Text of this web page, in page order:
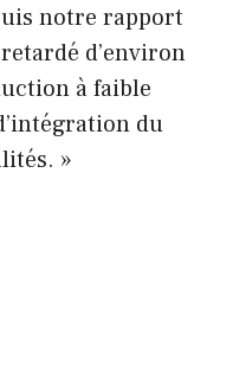
notre rapport
d’environ
à faible
du
»